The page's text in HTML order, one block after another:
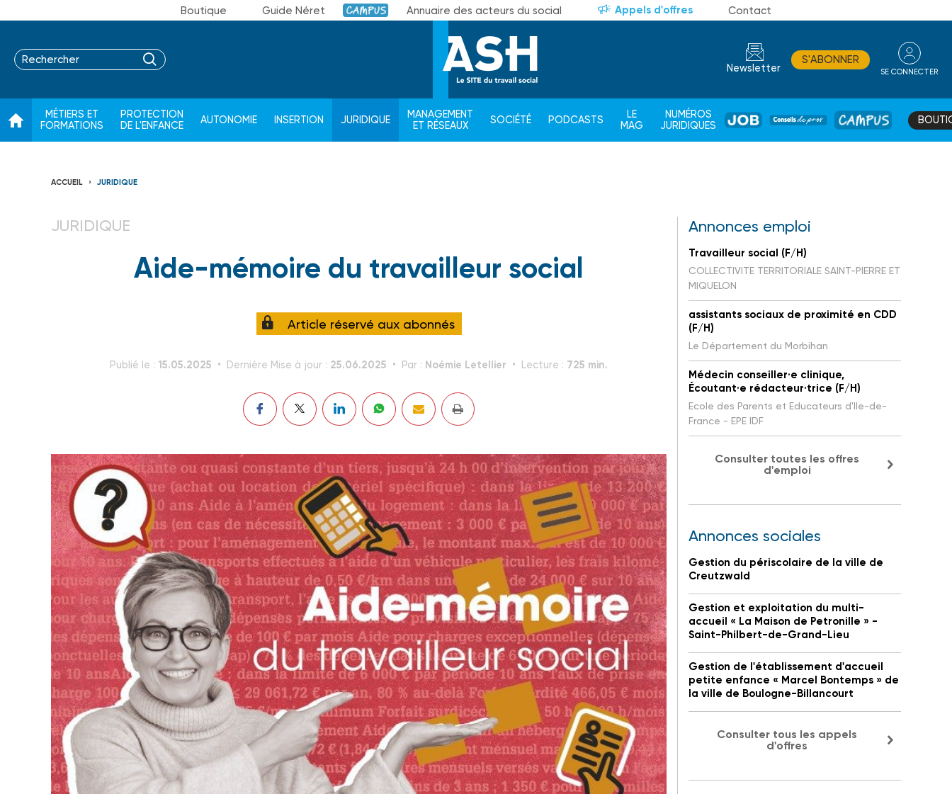
Boutique Guide Néret Campus Annuaire des acteurs du social Appels d'offres Contact
Newsletter
S'ABONNER
SE CONNECTER
MÉTIERS ET
FORMATIONS
PROTECTION
DE L'ENFANCE
AUTONOMIE INSERTION JURIDIQUE
MANAGEMENT
ET RÉSEAUX
SOCIÉTÉ PODCASTS
LE
MAG
NUMÉROS
JURIDIQUES
JOB
DE
CAMPUS
ACCUEIL JURIDIQUE
JURIDIQUE
Aide-mémoire du travailleur social
Article réservé aux abonnés
Publié le : 15.05.2025 Dernière Mise à jour : 25.06.2025 Par : Noémie Letellier Lecture : 725 min.
Annonces emploi
Travailleur social (F/H)
COLLECTIVITE TERRITORIALE SAINT-PIERRE ET
MIQUELON
assistants sociaux de proximité en CDD
(F/H)
Le Département du Morbihan
Médecin conseiller·e clinique,
Écoutant·e rédacteur·trice (F/H)
Ecole des Parents et Educateurs d'Ile-de-
France - EPE IDF
Consulter toutes les offres
d'emploi
Annonces sociales
Gestion du périscolaire de la ville de
Creutzwald
Gestion et exploitation du multi-
accueil « La Maison de Petronille » -
Saint-Philbert-de-Grand-Lieu
Gestion de l'établissement d'accueil
petite enfance « Marcel Bontemps » de
la ville de Boulogne-Billancourt
Consulter tous les appels
d'offres